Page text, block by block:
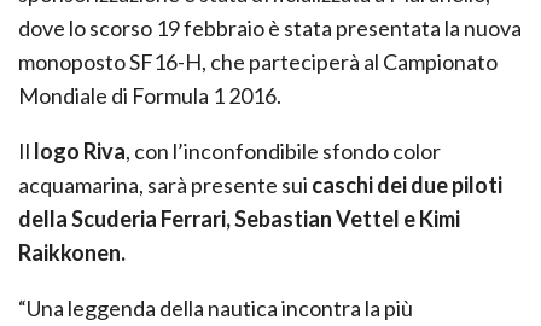
dove lo scorso 19 febbraio è stata presentata la nuova
monoposto SF16-H, che parteciperà al Campionato
Mondiale di Formula 1 2016.
Il logo Riva, con l’inconfondibile sfondo color
acquamarina, sarà presente sui caschi dei due piloti
della Scuderia Ferrari, Sebastian Vettel e Kimi
Raikkonen.
“Una leggenda della nautica incontra la più